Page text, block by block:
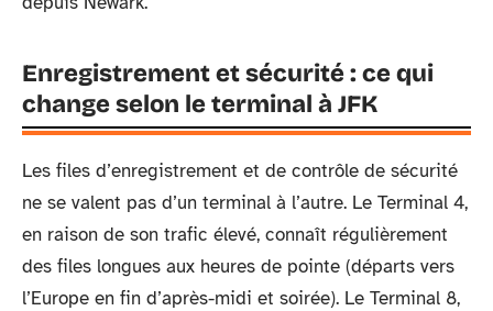
Enregistrement et sécurité : ce qui
change selon le terminal à JFK
Les files d’enregistrement et de contrôle de sécurité
ne se valent pas d’un terminal à l’autre. Le Terminal 4,
en raison de son trafic élevé, connaît régulièrement
des files longues aux heures de pointe (départs vers
l’Europe en fin d’après-midi et soirée). Le Terminal 8,